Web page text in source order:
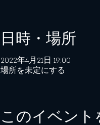
日時・場所
2022年4月21日 19:00
場所を未定にする
このイベント